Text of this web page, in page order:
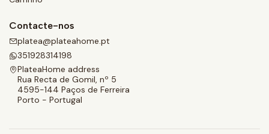
Contacte-nos
platea@plateahome.pt
351928314198
PlateaHome address
Rua Recta de Gomil, nº 5
4595-144 Paços de Ferreira
Porto - Portugal